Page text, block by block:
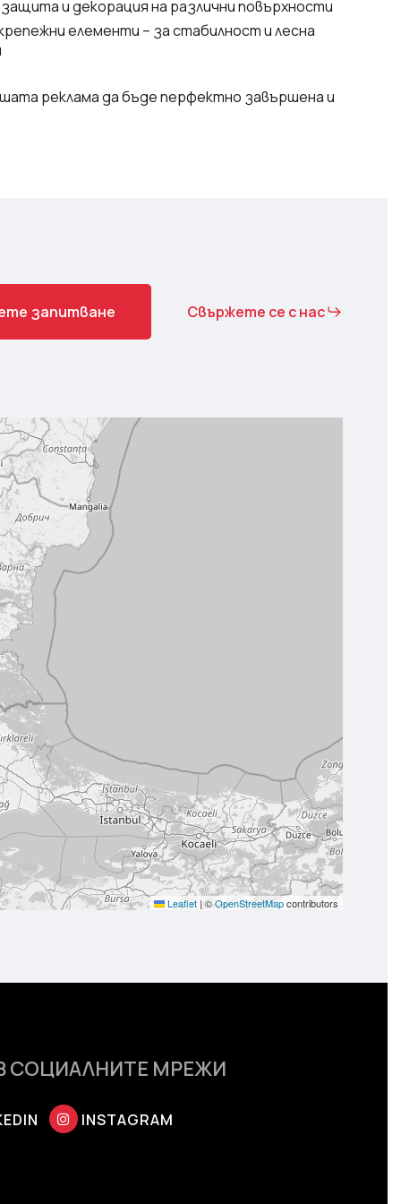
и декорация на различни повърхности
елементи – за стабилност и лесна
реклама да бъде перфектно завършена и
те запитване Свържете се с нас
Leaflet |©OpenStreetMapcontributors
СОЦИАЛНИТЕ МРЕЖИ
INSTAGRAM